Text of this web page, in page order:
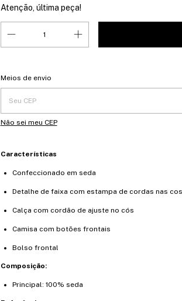
Atenção, última peça!
Entregas para o CEP:
Meios de envio
Não sei meu CEP
Características
Confeccionado em seda
Detalhe de faixa com estampa de cordas nas
Calça com cordão de ajuste no cós
Camisa com botões frontais
Bolso frontal
Composição:
Principal: 100% seda